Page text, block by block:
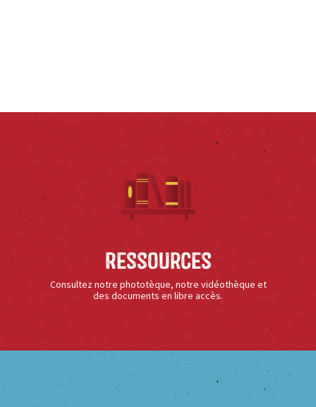
Ressources
Consultez notre phototèque, notre vidéothèque et
des documents en libre accès.